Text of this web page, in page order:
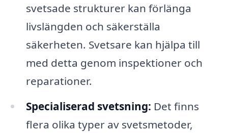
svetsade strukturer kan förlänga
livslängden och säkerställa
säkerheten. Svetsare kan hjälpa till
med detta genom inspektioner och
reparationer.
Specialiserad svetsning: Det finns
flera olika typer av svetsmetoder,